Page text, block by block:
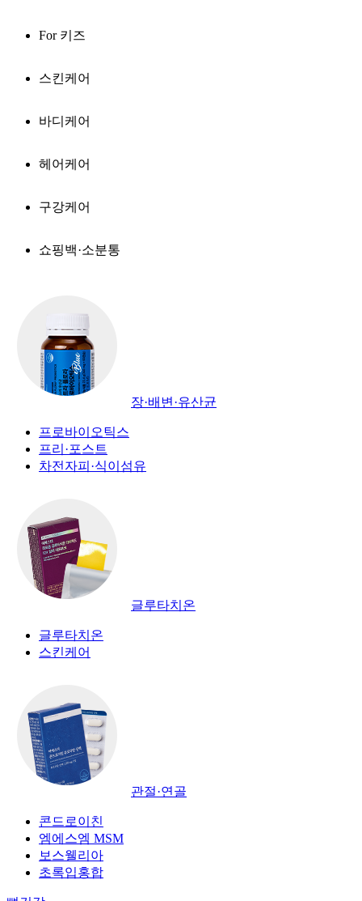
For 키즈
스킨케어
바디케어
헤어케어
구강케어
쇼핑백·소분통
장·배변·유산균
프로바이오틱스
프리·포스트
차전자피·식이섬유
글루타치온
글루타치온
스킨케어
관절·연골
콘드로이친
엠에스엠 MSM
보스웰리아
초록입홍합